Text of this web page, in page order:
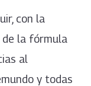
con la
de la fórmula
al
y todas